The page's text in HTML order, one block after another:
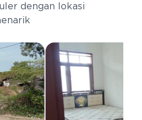
dengan lokasi